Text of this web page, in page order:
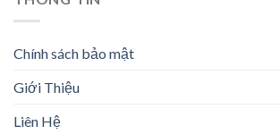
Chính sách bảo mật
Giới Thiệu
Liên Hệ